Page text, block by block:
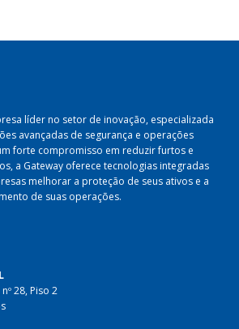
líder no setor de inovação, especializada
avançadas de segurança e operações
forte compromisso em reduzir furtos e
a Gateway oferece tecnologias integradas
melhorar a proteção de seus ativos e a
de suas operações.
28, Piso 2